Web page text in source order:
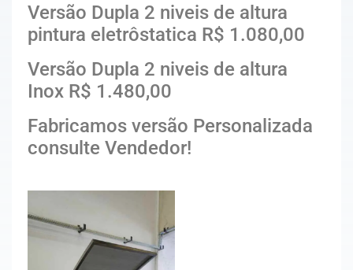
Versão Dupla 2 niveis de altura
pintura eletrôstatica R$ 1.080,00
Versão Dupla 2 niveis de altura
Inox R$ 1.480,00
Fabricamos versão Personalizada
consulte Vendedor!